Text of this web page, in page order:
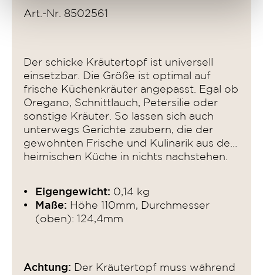
Art.-Nr. 8502561
Der schicke Kräutertopf ist universell
einsetzbar. Die Größe ist optimal auf
frische Küchenkräuter angepasst. Egal ob
Oregano, Schnittlauch, Petersilie oder
sonstige Kräuter. So lassen sich auch
unterwegs Gerichte zaubern, die der
gewohnten Frische und Kulinarik aus der
heimischen Küche in nichts nachstehen.
Eigengewicht: 0,14 kg
Maße: Höhe 110mm, Durchmesser
(oben): 124,4mm
Achtung:
Der Kräutertopf muss während